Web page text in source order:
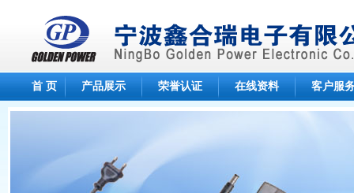
首 页 产品展示 荣誉认证 在线资料 客户服